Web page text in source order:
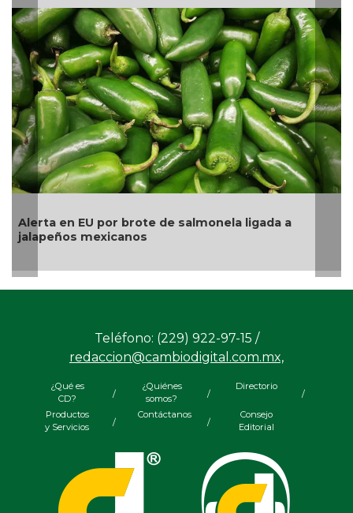
La UNAM analiza sanción de hasta 20 millones de
pesos a Territorium Life
Teléfono: (229) 922-97-15 /
redaccion@cambiodigital.com.mx,
¿Qué es
CD?
/
¿Quiénes
somos?
/
Directorio
/
Productos
y Servicios
/
Contáctanos
/
Consejo
Editorial